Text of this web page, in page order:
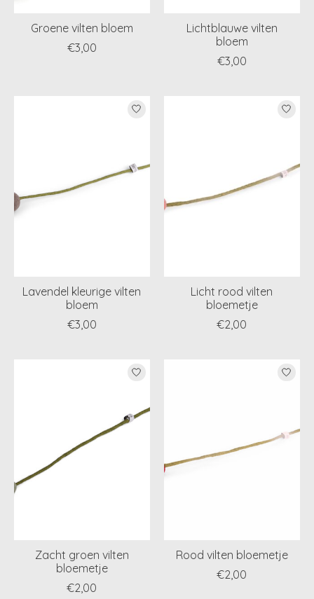
Groene vilten bloem
€3,00
Lichtblauwe vilten
bloem
€3,00
Lavendel kleurige vilten
bloem
€3,00
Licht rood vilten
bloemetje
€2,00
Zacht groen vilten
bloemetje
€2,00
Rood vilten bloemetje
€2,00